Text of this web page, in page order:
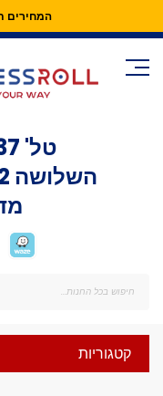
המחירים
Skip
Content
טל'
השלושה 2 (בגב הבניין), ת"א
קטגוריות